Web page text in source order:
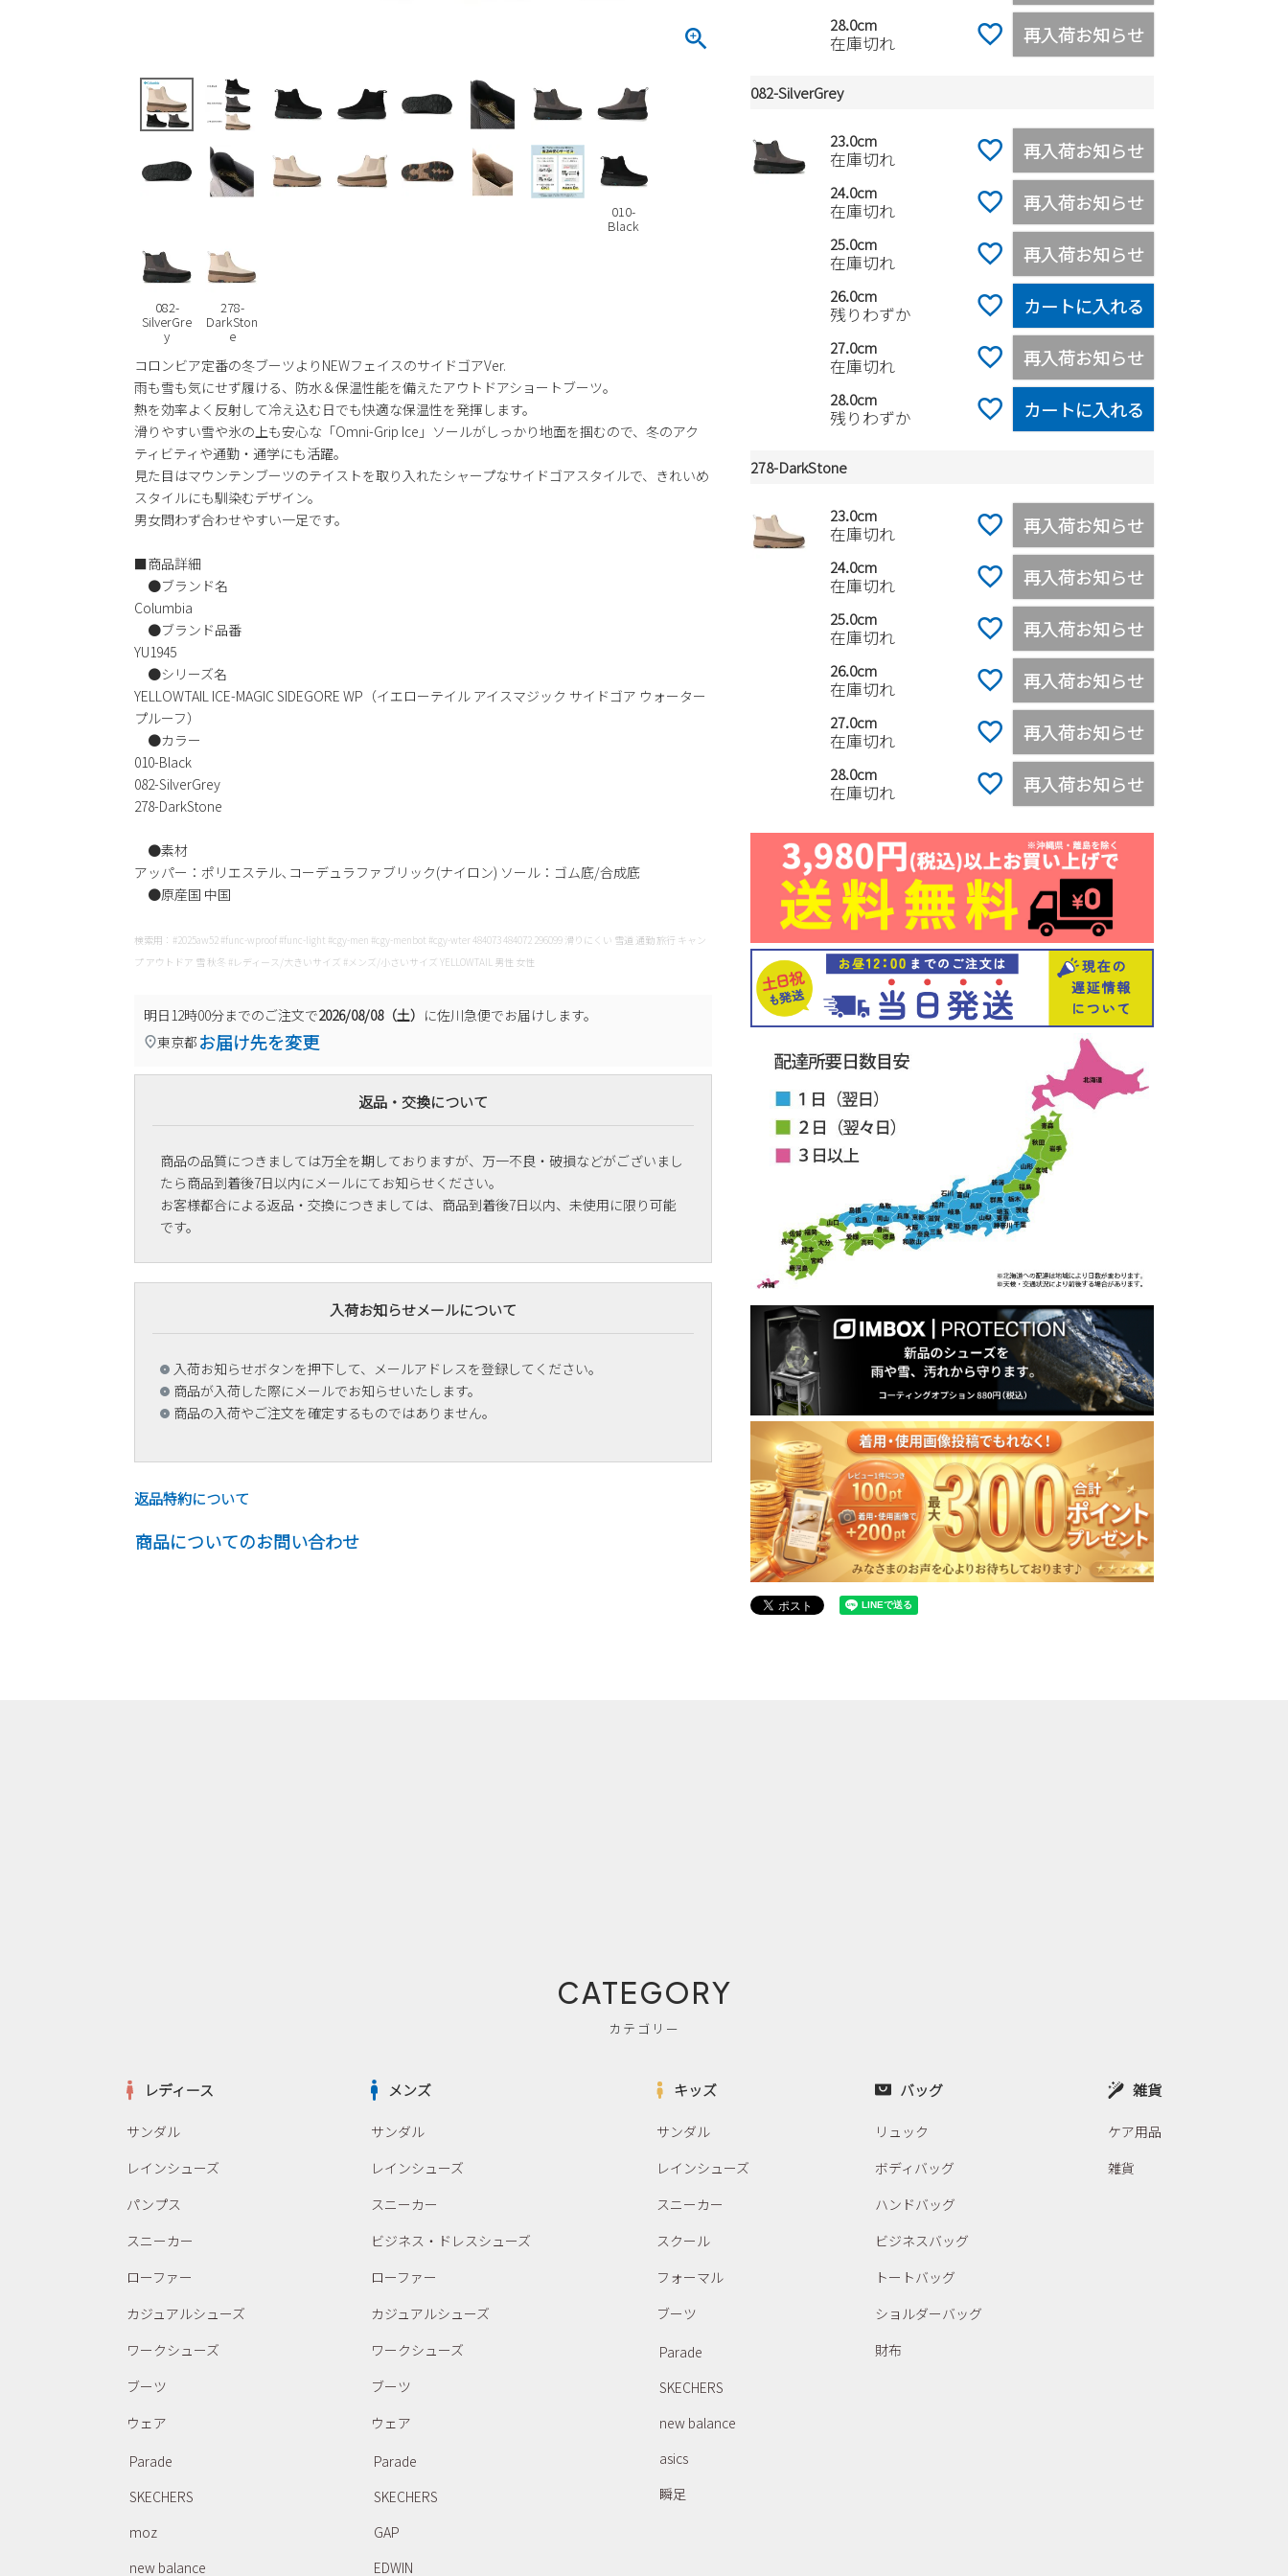
010-
Black
082-
SilverGre
y
278-
DarkSton
e
コロンビア定番の冬ブーツよりNEWフェイスのサイドゴアVer.
雨も雪も気にせず履ける、防水＆保温性能を備えたアウトドアショートブーツ。
熱を効率よく反射して冷え込む日でも快適な保温性を発揮します。
滑りやすい雪や氷の上も安心な「Omni-Grip Ice」ソールがしっかり地面を掴むので、冬のアク
ティビティや通勤・通学にも活躍。
見た目はマウンテンブーツのテイストを取り入れたシャープなサイドゴアスタイルで、きれいめ
スタイルにも馴染むデザイン。
男女問わず合わせやすい一足です。
■商品詳細
●ブランド名
Columbia
●ブランド品番
YU1945
●シリーズ名
YELLOWTAIL ICE-MAGIC SIDEGORE WP（イエローテイル アイスマジック サイドゴア ウォーター
プルーフ）
●カラー
010-Black
082-SilverGrey
278-DarkStone
●素材
アッパー：ポリエステル､コーデュラファブリック(ナイロン) ソール：ゴム底/合成底
●原産国 中国
検索用：#2025aw52 #func-wproof #func-light #cgy-men #cgy-menbot #cgy-wter 484073 484072 296099 滑りにくい 雪道 通勤 旅行 キャン
プ アウトドア 雪 秋冬 #レディース/大きいサイズ #メンズ/小さいサイズ YELLOWTAIL 男性 女性
明日12時00分までのご注文で2026/08/08（土） に佐川急便でお届けします。
東京都 お届け先を変更
返品・交換について
商品の品質につきましては万全を期しておりますが、万一不良・破損などがございまし
たら商品到着後7日以内にメールにてお知らせください。
お客様都合による返品・交換につきましては、商品到着後7日以内、未使用に限り可能
です。
入荷お知らせメールについて
入荷お知らせボタンを押下して、メールアドレスを登録してください。
商品が入荷した際にメールでお知らせいたします。
商品の入荷やご注文を確定するものではありません。
返品特約について
商品についてのお問い合わせ
28.0cm
在庫切れ 再入荷お知らせ
082-SilverGrey
23.0cm
在庫切れ 再入荷お知らせ
24.0cm
在庫切れ 再入荷お知らせ
25.0cm
在庫切れ 再入荷お知らせ
26.0cm
残りわずか カートに入れる
27.0cm
在庫切れ 再入荷お知らせ
28.0cm
残りわずか カートに入れる
278-DarkStone
23.0cm
在庫切れ 再入荷お知らせ
24.0cm
在庫切れ 再入荷お知らせ
25.0cm
在庫切れ 再入荷お知らせ
26.0cm
在庫切れ 再入荷お知らせ
27.0cm
在庫切れ 再入荷お知らせ
28.0cm
在庫切れ 再入荷お知らせ
CATEGORY
カテゴリー
レディース
サンダル
レインシューズ
パンプス
スニーカー
ローファー
カジュアルシューズ
ワークシューズ
ブーツ
ウェア
Parade
SKECHERS
moz
new balance
メンズ
サンダル
レインシューズ
スニーカー
ビジネス・ドレスシューズ
ローファー
カジュアルシューズ
ワークシューズ
ブーツ
ウェア
Parade
SKECHERS
GAP
EDWIN
キッズ
サンダル
レインシューズ
スニーカー
スクール
フォーマル
ブーツ
Parade
SKECHERS
new balance
asics
瞬足
バッグ
リュック
ボディバッグ
ハンドバッグ
ビジネスバッグ
トートバッグ
ショルダーバッグ
財布
雑貨
ケア用品
雑貨